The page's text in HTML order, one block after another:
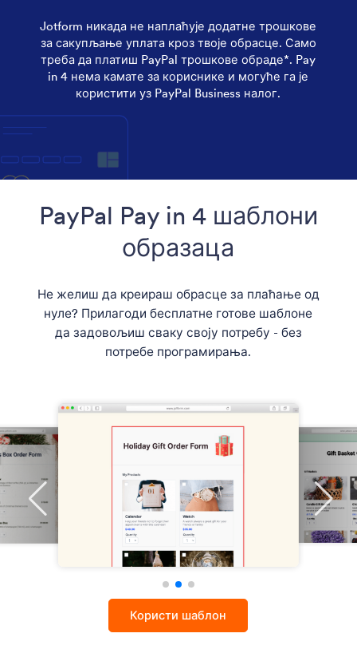
Jotform никада не наплаћује додатне трошкове
за сакупљање уплата кроз твоје обрасце. Само
треба да платиш PayPal трошкове обраде*. Pay
in 4 нема камате за кориснике и могуће га је
користити уз PayPal Business налог.
PayPal Pay in 4 шаблони
образаца
Не желиш да креираш обрасце за плаћање од
нуле? Прилагоди бесплатне готове шаблоне
да задовољиш сваку своју потребу - без
потребе програмирања.
Користи шаблон